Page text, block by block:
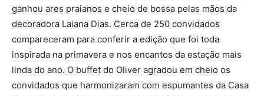
ganhou ares praianos e cheio de bossa pelas mãos da
decoradora Laiana Dias. Cerca de 250 convidados
compareceram para conferir a edição que foi toda
inspirada na primavera e nos encantos da estação mais
linda do ano. O buffet do Oliver agradou em cheio os
convidados que harmonizaram com espumantes da Casa